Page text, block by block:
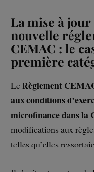
La mise à jour
nouvelle
CEMAC : le
première
LeRèglement
aux conditions
microfinance dans la
modifications aux
telles qu’elles